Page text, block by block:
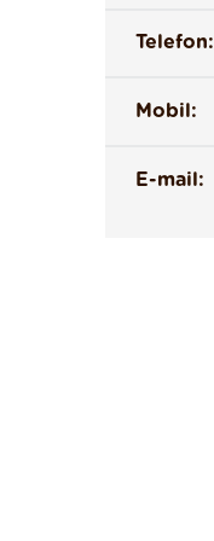
Telefon:
Mobil:
E-mail: